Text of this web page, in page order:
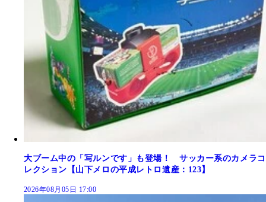
大ブーム中の「写ルンです」も登場！ サッカー系のカメラコ
レクション【山下メロの平成レトロ遺産：123】
2026年08月05日 17:00